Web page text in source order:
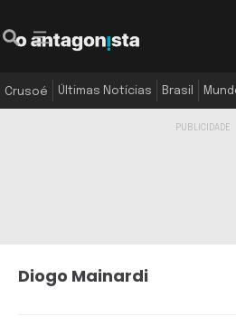
Crusoé Últimas Notícias Brasil
Diogo Mainardi